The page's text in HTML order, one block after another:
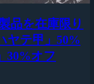
品を在庫限り
ヤテ甲」50%
30%オフ